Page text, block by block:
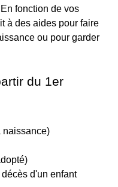
fonction de vos
à des aides pour faire
ou pour garder
du 1er
naissance)
d'un enfant